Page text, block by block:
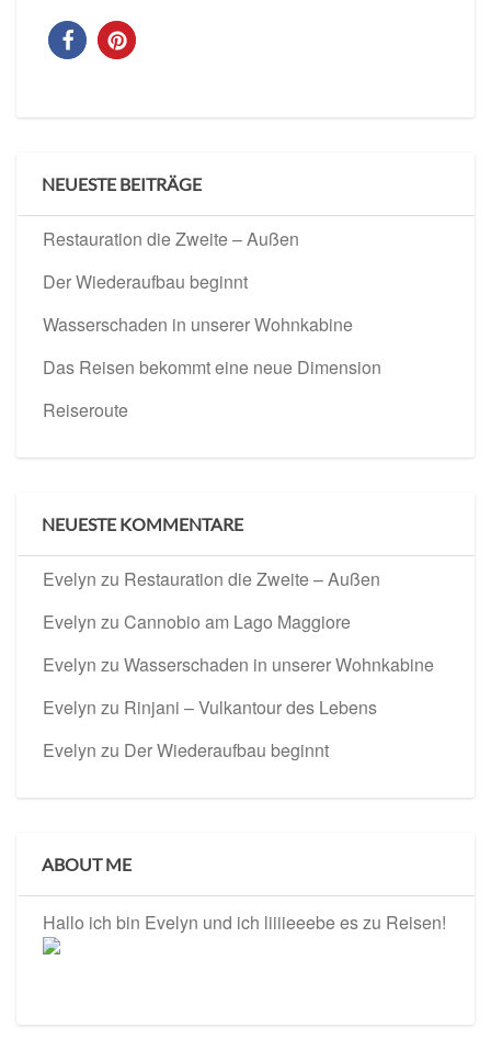
NEUESTE BEITRÄGE
Restauration die Zweite – Außen
Der Wiederaufbau beginnt
Wasserschaden in unserer Wohnkabine
Das Reisen bekommt eine neue Dimension
Reiseroute
NEUESTE KOMMENTARE
Evelyn zu Restauration die Zweite – Außen
Evelyn zu Cannobio am Lago Maggiore
Evelyn zu Wasserschaden in unserer Wohnkabine
Evelyn zu Rinjani – Vulkantour des Lebens
Evelyn zu Der Wiederaufbau beginnt
ABOUT ME
Hallo ich bin Evelyn und ich liiiieeebe es zu Reisen!